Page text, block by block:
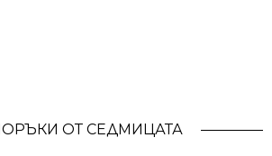
ОТ СЕДМИЦАТА